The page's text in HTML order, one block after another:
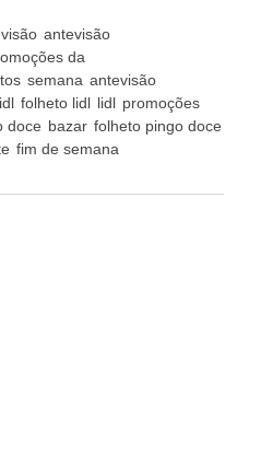
antevisão
da
semana antevisão
folheto lidl lidl promoções
doce bazar folheto pingo doce
fim de semana